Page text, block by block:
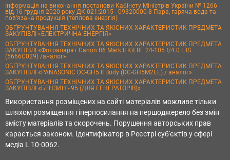
Інформація на виконання постанови Кабінету Міністрів України № 1266
від 16 грудня 2020 року ДК 021:2015 - 09320000-8 Пара, гаряча вода та
пов’язана продукція (теплова енергія)
ОБҐРУНТУВАННЯ ТЕХНІЧНИХ ТА ЯКІСНИХ ХАРАКТЕРИСТИК ПРЕДМЕТА
ЗАКУПІВЛІ «ЕЛЕКТРИЧНА ЕНЕРГІЯ»
ОБҐРУНТУВАННЯ ТЕХНІЧНИХ ТА ЯКІСНИХ ХАРАКТЕРИСТИК ПРЕДМЕТА
ЗАКУПІВЛІ «Фотоапарат Canon R6 Mark II Kit RF 24-105 f/4.0 L IS
(5666C029) /аналог»
ОБҐРУНТУВАННЯ ТЕХНІЧНИХ ТА ЯКІСНИХ ХАРАКТЕРИСТИК ПРЕДМЕТА
ЗАКУПІВЛІ «PANASONIC DC-GH5 II Body (DC-GH5M2EE) / аналог»
ОБҐРУНТУВАННЯ ТЕХНІЧНИХ ТА ЯКІСНИХ ХАРАКТЕРИСТИК ПРЕДМЕТА
ЗАКУПІВЛІ «БЕНЗИН - 95 (ДЛЯ ГЕНЕРАТОРІВ)»
Використання розміщених на сайті матеріалів можливе тільки
шляхом розміщення гіперпосилання на першоджерело без змін
змісту матеріалів та скорочень. Порушення авторських прав
карається законом. Ідентифікатор в Реєстрі суб'єктів у сфері
медіа L 10-0062.